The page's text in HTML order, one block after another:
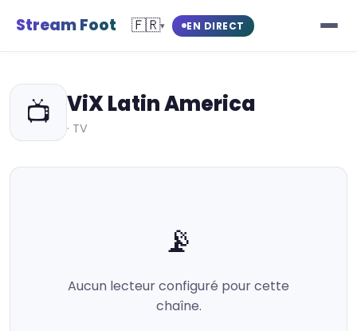
Stream Foot 🇫🇷▾ EN DIRECT
📺 ViX Latin America
· TV
📡
Aucun lecteur configuré pour cette
chaîne.